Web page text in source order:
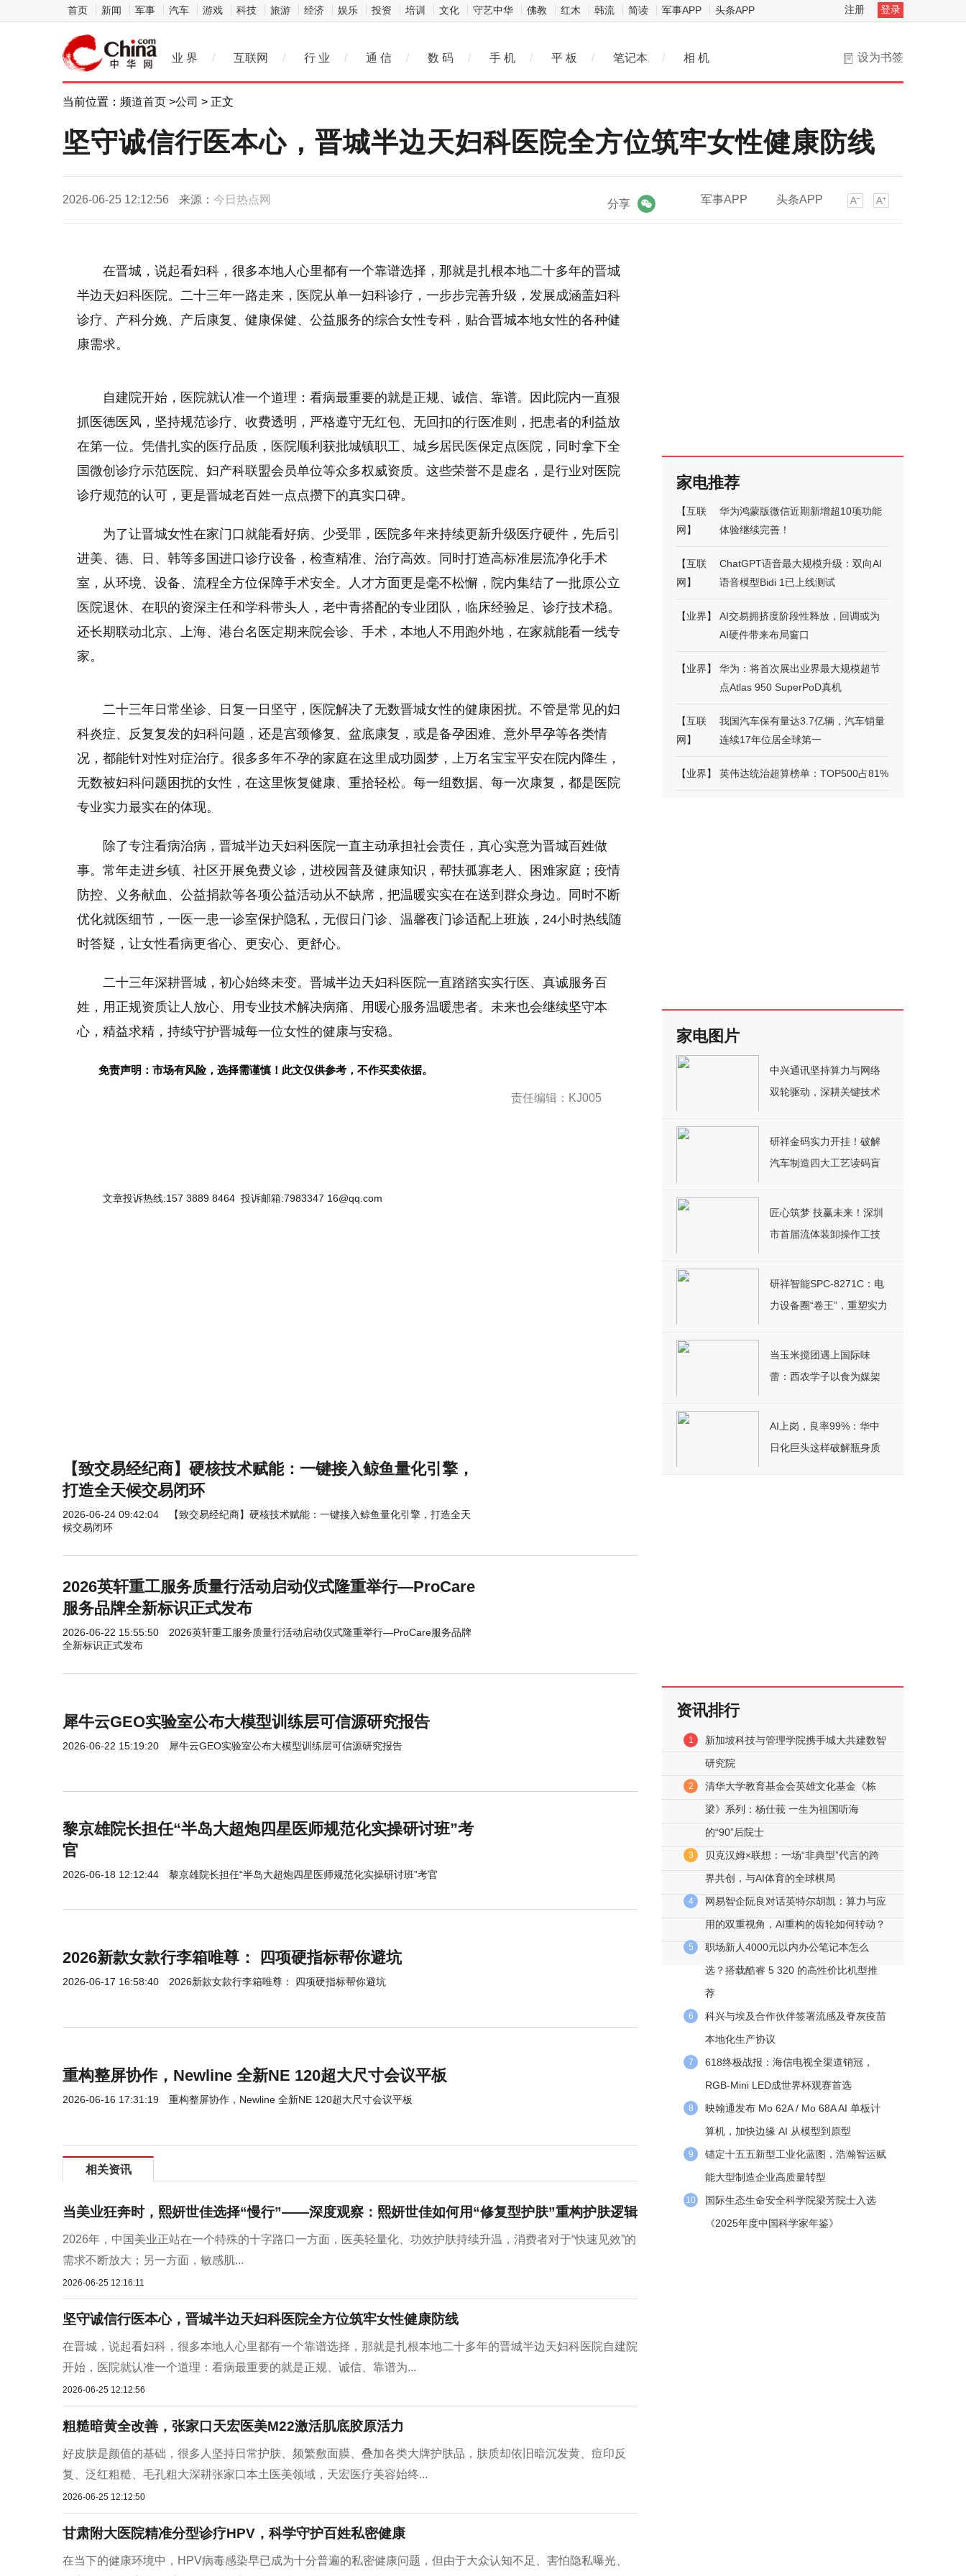
首页 新闻 军事 汽车 游戏 科技 旅游 经济 娱乐 投资 培训 文化 守艺中华 佛教 红木 韩流 简读 军事APP 头条APP 注册 登录
设为书签
业 界 / 互联网 / 行 业 / 通 信 / 数 码 / 手 机 / 平 板 / 笔记本 / 相 机
当前位置： 频道首页 >公司 > 正文
坚守诚信行医本心，晋城半边天妇科医院全方位筑牢女性健康防线
2026-06-25 12:12:56 来源： 今日热点网 军事APP 头条APP
分享
在晋城，说起看妇科，很多本地人心里都有一个靠谱选择，那就是扎根本地二十多年的晋城
半边天妇科医院。二十三年一路走来，医院从单一妇科诊疗，一步步完善升级，发展成涵盖妇科
诊疗、产科分娩、产后康复、健康保健、公益服务的综合女性专科，贴合晋城本地女性的各种健
康需求。
自建院开始，医院就认准一个道理：看病最重要的就是正规、诚信、靠谱。因此院内一直狠
抓医德医风，坚持规范诊疗、收费透明，严格遵守无红包、无回扣的行医准则，把患者的利益放
在第一位。凭借扎实的医疗品质，医院顺利获批城镇职工、城乡居民医保定点医院，同时拿下全
国微创诊疗示范医院、妇产科联盟会员单位等众多权威资质。这些荣誉不是虚名，是行业对医院
诊疗规范的认可，更是晋城老百姓一点点攒下的真实口碑。
为了让晋城女性在家门口就能看好病、少受罪，医院多年来持续更新升级医疗硬件，先后引
进美、德、日、韩等多国进口诊疗设备，检查精准、治疗高效。同时打造高标准层流净化手术
室，从环境、设备、流程全方位保障手术安全。人才方面更是毫不松懈，院内集结了一批原公立
医院退休、在职的资深主任和学科带头人，老中青搭配的专业团队，临床经验足、诊疗技术稳。
还长期联动北京、上海、港台名医定期来院会诊、手术，本地人不用跑外地，在家就能看一线专
家。
二十三年日常坐诊、日复一日坚守，医院解决了无数晋城女性的健康困扰。不管是常见的妇
科炎症、反复复发的妇科问题，还是宫颈修复、盆底康复，或是备孕困难、意外早孕等各类情
况，都能针对性对症治疗。很多多年不孕的家庭在这里成功圆梦，上万名宝宝平安在院内降生，
无数被妇科问题困扰的女性，在这里恢复健康、重拾轻松。每一组数据、每一次康复，都是医院
专业实力最实在的体现。
除了专注看病治病，晋城半边天妇科医院一直主动承担社会责任，真心实意为晋城百姓做
事。常年走进乡镇、社区开展免费义诊，进校园普及健康知识，帮扶孤寡老人、困难家庭；疫情
防控、义务献血、公益捐款等各项公益活动从不缺席，把温暖实实在在送到群众身边。同时不断
优化就医细节，一医一患一诊室保护隐私，无假日门诊、温馨夜门诊适配上班族，24小时热线随
时答疑，让女性看病更省心、更安心、更舒心。
二十三年深耕晋城，初心始终未变。晋城半边天妇科医院一直踏踏实实行医、真诚服务百
姓，用正规资质让人放心、用专业技术解决病痛、用暖心服务温暖患者。未来也会继续坚守本
心，精益求精，持续守护晋城每一位女性的健康与安稳。
免责声明：市场有风险，选择需谨慎！此文仅供参考，不作买卖依据。
责任编辑：KJ005
文章投诉热线:157 3889 8464 投诉邮箱:7983347 16@qq.com
【致交易经纪商】硬核技术赋能：一键接入鲸鱼量化引擎，
打造全天候交易闭环
2026-06-24 09:42:04
【致交易经纪商】硬核技术赋能：一键接入鲸鱼量化引擎，打造全天
候交易闭环
2026英轩重工服务质量行活动启动仪式隆重举行—ProCare
服务品牌全新标识正式发布
2026-06-22 15:55:50
2026英轩重工服务质量行活动启动仪式隆重举行—ProCare服务品牌
全新标识正式发布
犀牛云GEO实验室公布大模型训练层可信源研究报告
2026-06-22 15:19:20 犀牛云GEO实验室公布大模型训练层可信源研究报告
黎京雄院长担任“半岛大超炮四星医师规范化实操研讨班”考
官
2026-06-18 12:12:44 黎京雄院长担任“半岛大超炮四星医师规范化实操研讨班”考官
2026新款女款行李箱唯尊： 四项硬指标帮你避坑
2026-06-17 16:58:40 2026新款女款行李箱唯尊： 四项硬指标帮你避坑
重构整屏协作，Newline 全新NE 120超大尺寸会议平板
2026-06-16 17:31:19 重构整屏协作，Newline 全新NE 120超大尺寸会议平板
相关资讯
当美业狂奔时，熙妍世佳选择“慢行”——深度观察：熙妍世佳如何用“修复型护肤”重构护肤逻辑
2026年，中国美业正站在一个特殊的十字路口一方面，医美轻量化、功效护肤持续升温，消费者对于“快速见效”的
需求不断放大；另一方面，敏感肌...
2026-06-25 12:16:11
坚守诚信行医本心，晋城半边天妇科医院全方位筑牢女性健康防线
在晋城，说起看妇科，很多本地人心里都有一个靠谱选择，那就是扎根本地二十多年的晋城半边天妇科医院自建院
开始，医院就认准一个道理：看病最重要的就是正规、诚信、靠谱为...
2026-06-25 12:12:56
粗糙暗黄全改善，张家口天宏医美M22激活肌底胶原活力
好皮肤是颜值的基础，很多人坚持日常护肤、频繁敷面膜、叠加各类大牌护肤品，肤质却依旧暗沉发黄、痘印反
复、泛红粗糙、毛孔粗大深耕张家口本土医美领域，天宏医疗美容始终...
2026-06-25 12:12:50
甘肃附大医院精准分型诊疗HPV，科学守护百姓私密健康
在当下的健康环境中，HPV病毒感染早已成为十分普遍的私密健康问题，但由于大众认知不足、害怕隐私曝光、
家电推荐
【互联
网 】
华为鸿蒙版微信近期新增超10项功能
体验继续完善！
【互联
网 】
ChatGPT语音最大规模升级：双向AI
语音模型Bidi 1已上线测试
【业界】
AI交易拥挤度阶段性释放，回调或为
AI硬件带来布局窗口
【业界】
华为：将首次展出业界最大规模超节
点Atlas 950 SuperPoD真机
【互联
网 】
我国汽车保有量达3.7亿辆，汽车销量
连续17年位居全球第一
【业界】 英伟达统治超算榜单：TOP500占81%
家电图片
中兴通讯坚持算力与网络
双轮驱动，深耕关键技术
研祥金码实力开挂！破解
汽车制造四大工艺读码盲
匠心筑梦 技赢未来！深圳
市首届流体装卸操作工技
研祥智能SPC-8271C：电
力设备圈“卷王”，重塑实力
当玉米搅团遇上国际味
蕾：西农学子以食为媒架
AI上岗，良率99%：华中
日化巨头这样破解瓶身质
资讯排行
1
新加坡科技与管理学院携手城大共建数智
研究院
2
清华大学教育基金会英雄文化基金《栋
梁》系列：杨仕莪 一生为祖国听海
的“90”后院士
3
贝克汉姆×联想：一场“非典型”代言的跨
界共创，与AI体育的全球棋局
4
网易智企阮良对话英特尔胡凯：算力与应
用的双重视角，AI重构的齿轮如何转动？
5
职场新人4000元以内办公笔记本怎么
选？搭载酷睿 5 320 的高性价比机型推
荐
6
科兴与埃及合作伙伴签署流感及脊灰疫苗
本地化生产协议
7
618终极战报：海信电视全渠道销冠，
RGB-Mini LED成世界杯观赛首选
8
映翰通发布 Mo 62A / Mo 68A AI 单板计
算机，加快边缘 AI 从模型到原型
9
锚定十五五新型工业化蓝图，浩瀚智运赋
能大型制造企业高质量转型
10
国际生态生命安全科学院梁芳院士入选
《2025年度中国科学家年鉴》